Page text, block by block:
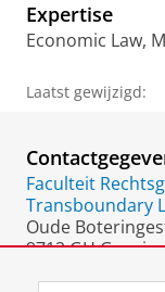
P
o
a
Expertise
Economic Law,
Laatst gewijzigd:
Faculteit
Transboundary
Oude
9712 GH